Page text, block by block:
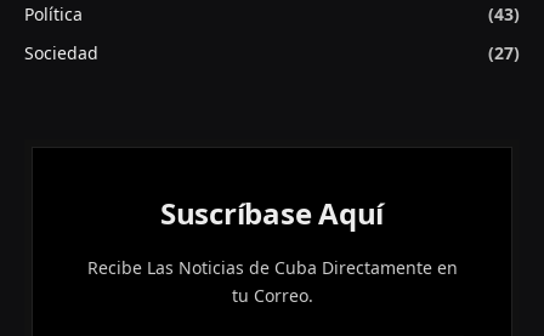
Política
(43)
Sociedad
(27)
Suscríbase Aquí
Recibe Las Noticias de Cuba Directamente en
tu Correo.